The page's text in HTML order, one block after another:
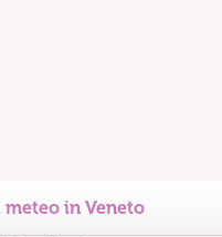
meteo in Veneto